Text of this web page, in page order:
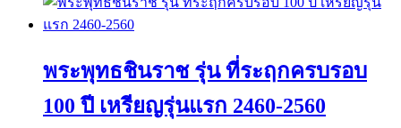
พระพุทธชินราช รุ่น ที่ระฤกครบรอบ
100 ปี เหรียญรุ่นแรก 2460-2560